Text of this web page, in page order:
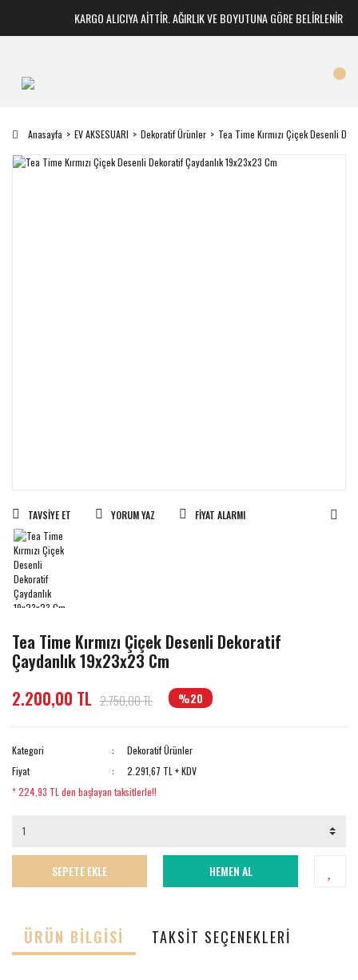
KARGO ALICIYA AİTTİR. AĞIRLIK VE BOYUTUNA GÖRE BELİRLENİR
Anasayfa EV AKSESUARI Dekoratif Ürünler Tea Time Kırmızı Çiçek Desenli
TAVSIYE ET YORUM YAZ FIYAT ALARMI
Tea Time Kırmızı Çiçek Desenli Dekoratif
Çaydanlık 19x23x23 Cm
2.200,00 TL 2.750,00 TL %20
Kategori
Dekoratif Ürünler
Fiyat
2.291,67 TL + KDV
* 224,93 TL den başlayan taksitlerle!!
SEPETE EKLE HEMEN AL
ÜRÜN BILGISI TAKSIT SEÇENEKLERI